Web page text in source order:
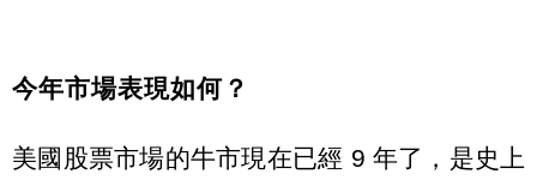
今年市場表現如何？
美國股票市場的牛市現在已經 9 年了，是史上